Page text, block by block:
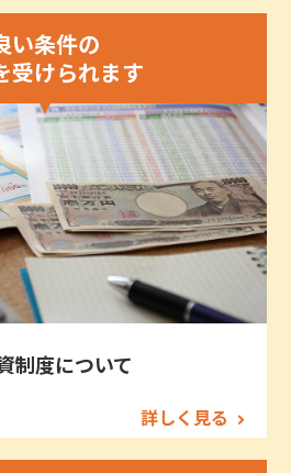
い条件の
受けられます
制度について
詳しく見る